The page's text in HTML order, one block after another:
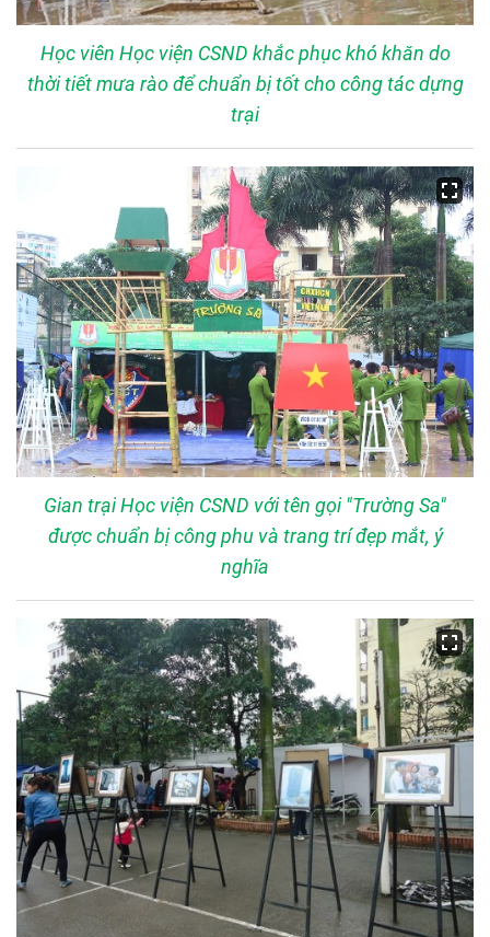
Học viên Học viện CSND khắc phục khó khăn do
thời tiết mưa rào để chuẩn bị tốt cho công tác dựng
trại
Gian trại Học viện CSND với tên gọi "Trường Sa"
được chuẩn bị công phu và trang trí đẹp mắt, ý
nghĩa